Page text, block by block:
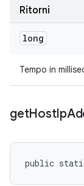
Ritorni
long
Tempo in
getHostIp
public